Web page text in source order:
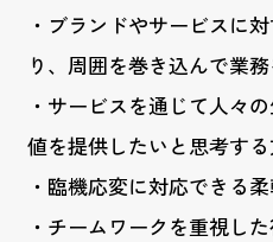
・ブランドやサービスに
り、周囲を巻き込んで業
・サービスを通じて人々
値を提供したいと思考する
・臨機応変に対応できる
・チームワークを重視し